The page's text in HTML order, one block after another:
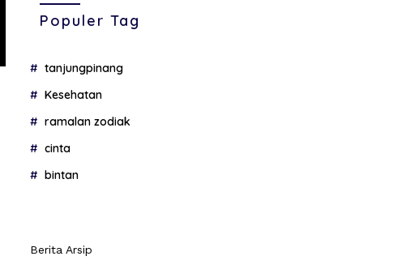
Populer Tag
tanjungpinang
Kesehatan
ramalan zodiak
cinta
bintan
Berita Arsip